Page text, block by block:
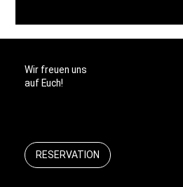
Wir freuen uns
auf Euch!
RESERVATION